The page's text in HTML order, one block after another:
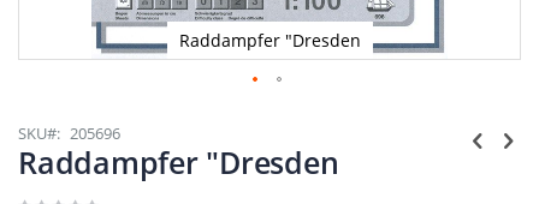
Raddampfer "Dresden
Anfang
der
Bildgalerie
SKU 205696
Raddampfer "Dresden